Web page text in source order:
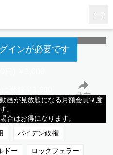
インが必要です
登録￥1,980
画が見放題になる月額会員制度
。
合はお得になります。
News
共有
イザー コロナ
バイデン政権
ドー ロックフェラー